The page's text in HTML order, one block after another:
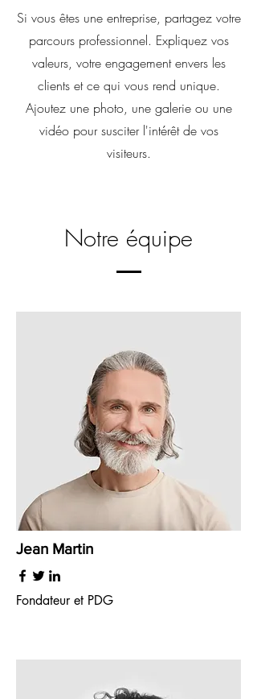
Si vous êtes une entreprise, partagez votre
parcours professionnel. Expliquez vos
valeurs, votre engagement envers les
clients et ce qui vous rend unique.
Ajoutez une photo, une galerie ou une
vidéo pour susciter l'intérêt de vos
visiteurs.
Notre équipe
Jean Martin
Fondateur et PDG